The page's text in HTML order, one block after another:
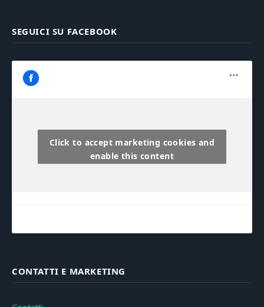
SEGUICI SU FACEBOOK
Click to accept marketing cookies and
enable this content
CONTATTI E MARKETING